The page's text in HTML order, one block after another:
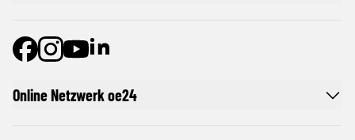
Online Netzwerk oe24